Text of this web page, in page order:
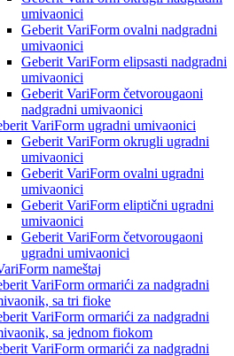
umivaonici
Geberit VariForm ovalni nadgradni
umivaonici
Geberit VariForm elipsasti nadgradni
umivaonici
Geberit VariForm četvorougaoni
nadgradni umivaonici
VariForm ugradni umivaonici
Geberit VariForm okrugli ugradni
umivaonici
Geberit VariForm ovalni ugradni
umivaonici
Geberit VariForm eliptični ugradni
umivaonici
Geberit VariForm četvorougaoni
ugradni umivaonici
nameštaj
VariForm ormarići za nadgradni
sa tri fioke
VariForm ormarići za nadgradni
sa jednom fiokom
VariForm ormarići za nadgradni